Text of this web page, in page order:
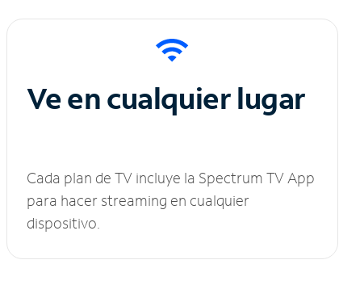
Ve en cualquier lugar
Cada plan de TV incluye la Spectrum TV App
para hacer streaming en cualquier
dispositivo.